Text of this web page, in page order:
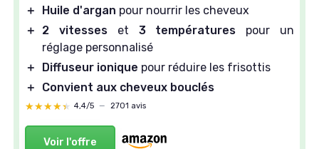
＋
Huile d'argan pour nourrir les cheveux
＋
2 vitesseset 3 températures pour un
réglage personnalisé
＋
Diffuseur ionique pour réduire les frisottis
＋
Convient aux cheveux bouclés
★★★★★
★★★★★ 4,4/5 — 2701 avis
Voir l'offre